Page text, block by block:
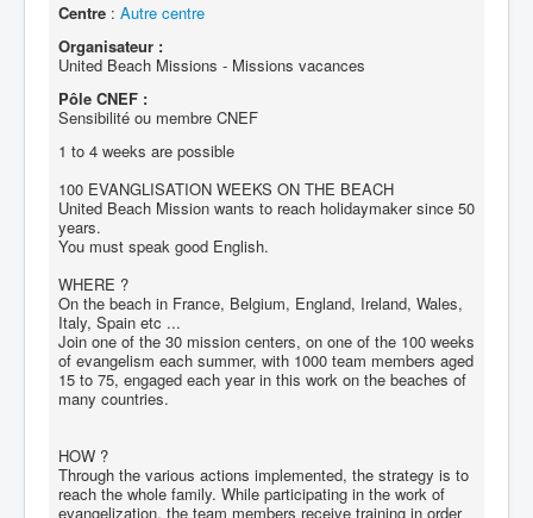
Centre : Autre centre
Organisateur :
United Beach Missions - Missions vacances
Pôle CNEF :
Sensibilité ou membre CNEF
1 to 4 weeks are possible
100 EVANGLISATION WEEKS ON THE BEACH
United Beach Mission wants to reach holidaymaker since 50
years.
You must speak good English.
WHERE ?
On the beach in France, Belgium, England, Ireland, Wales,
Italy, Spain etc ...
Join one of the 30 mission centers, on one of the 100 weeks
of evangelism each summer, with 1000 team members aged
15 to 75, engaged each year in this work on the beaches of
many countries.
HOW ?
Through the various actions implemented, the strategy is to
reach the whole family. While participating in the work of
evangelization, the team members receive training in order